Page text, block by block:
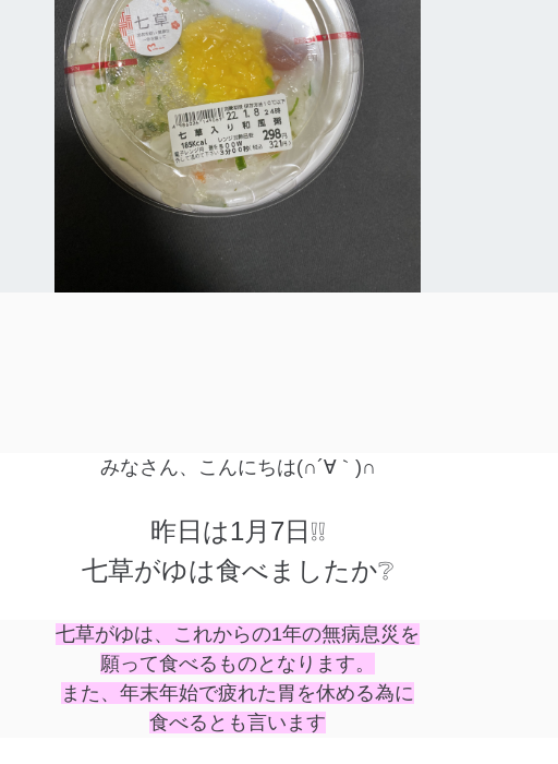
みなさん、こんにちは(∩´∀｀)∩
昨日は1月7日❕❕
七草がゆは食べましたか❔
七草がゆは、これからの1年の無病息災を
願って食べるものとなります。
また、年末年始で疲れた胃を休める為に
食べるとも言います